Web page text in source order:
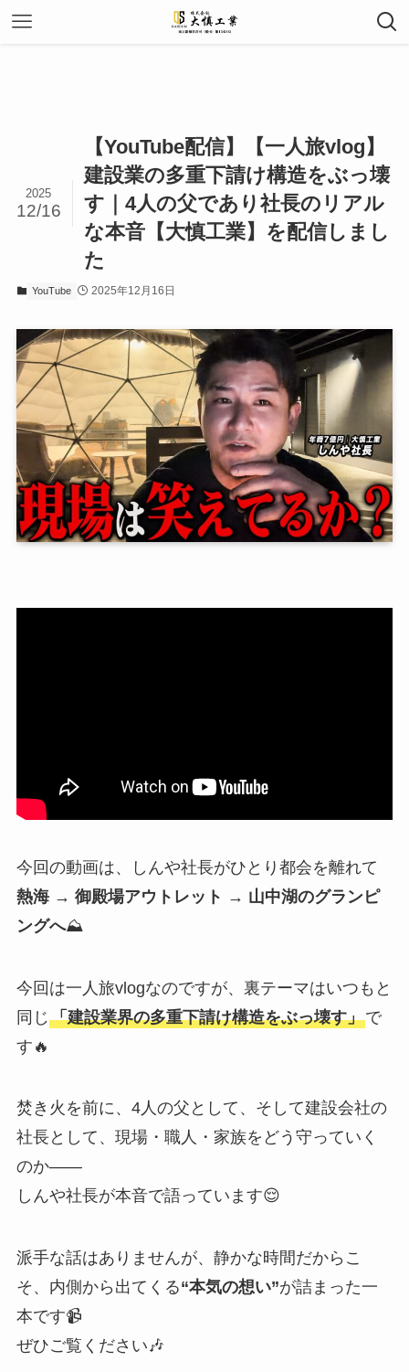
【YouTube配信】【一人旅vlog】
建設業の多重下請け構造をぶっ壊
す｜4人の父であり社長のリアル
な本音【大慎工業】を配信しまし
た
2025
12/16
YouTube 2025年12月16日
今回の動画は、しんや社長がひとり都会を離れて
熱海 → 御殿場アウトレット → 山中湖のグランピ
ングへ⛰
今回は一人旅vlogなのですが、裏テーマはいつもと
同じ「建設業界の多重下請け構造をぶっ壊す」で
す🔥
焚き火を前に、4人の父として、そして建設会社の
社長として、現場・職人・家族をどう守っていく
のか——
しんや社長が本音で語っています😌
派手な話はありませんが、静かな時間だからこ
そ、内側から出てくる“本気の想い”が詰まった一
本です📹
ぜひご覧ください🎶